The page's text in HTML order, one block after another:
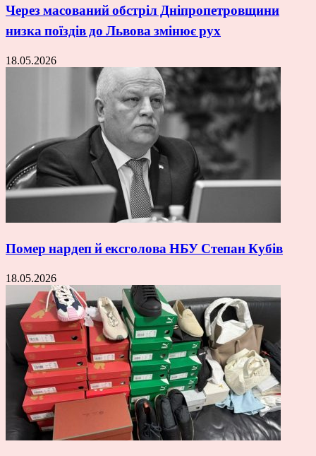
Через масований обстріл Дніпропетровщини
низка поїздів до Львова змінює рух
18.05.2026
Помер нардеп й ексголова НБУ Степан Кубів
18.05.2026